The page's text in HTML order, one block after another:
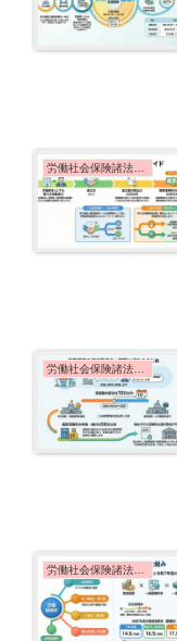
労働社会保険諸法令の基礎知識
労働社会保険諸法令の基礎知識
労働社会保険諸法令の基礎知識